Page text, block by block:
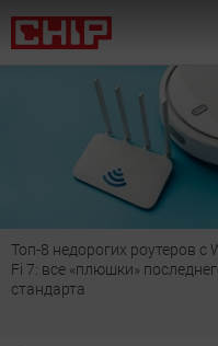
Топ-8 недорогих роутеров с
Fi 7: все «плюшки»
стандарта